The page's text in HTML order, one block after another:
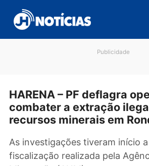
para
conteúdo
HARENA – PF
combater a extração
As investigações tiveram